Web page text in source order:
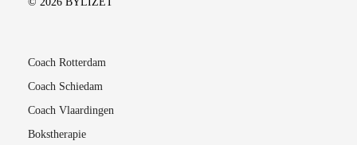
Coach Rotterdam
Coach Schiedam
Coach Vlaardingen
Bokstherapie